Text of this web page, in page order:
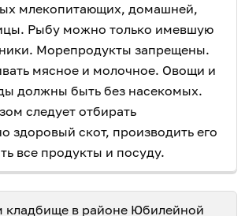
млекопитающих, домашней,
Рыбу можно только имевшую
Морепродукты запрещены.
мясное и молочное. Овощи и
должны быть без насекомых.
следует отбирать
здоровый скот, производить его
все продукты и посуду.
кладбище в районе Юбилейной